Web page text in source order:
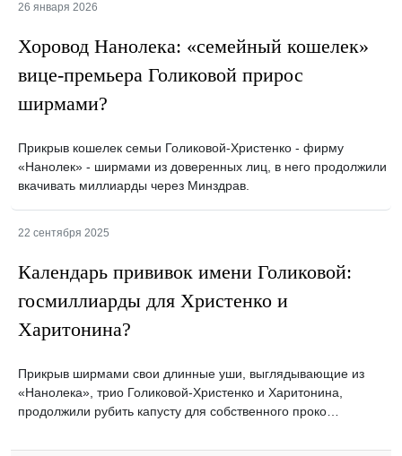
26 января 2026
Хоровод Нанолека: «семейный кошелек»
вице-премьера Голиковой прирос
ширмами?
Прикрыв кошелек семьи Голиковой-Христенко - фирму
«Нанолек» - ширмами из доверенных лиц, в него продолжили
вкачивать миллиарды через Минздрав.
22 сентября 2025
Календарь прививок имени Голиковой:
госмиллиарды для Христенко и
Харитонина?
Прикрыв ширмами свои длинные уши, выглядывающие из
«Нанолека», трио Голиковой-Христенко и Харитонина,
продолжили рубить капусту для собственного проко…